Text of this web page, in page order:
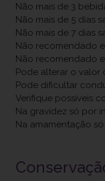
Não mais de 3
Não mais de 5 dias
Não mais de 7 dias
Não recomendado
Não recomendado
Pode alterar o valor
Pode dificultar
Verifique possíveis
Na gravidez só por
Na amamentação